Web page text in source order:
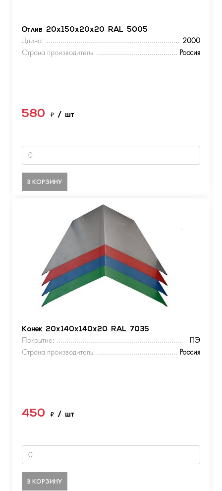
Отлив 20х150х20х20 RAL 5005
Длина:
2000
Страна производитель:
Россия
580 ₽ / шт
В КОРЗИНУ
Конек 20х140х140х20 RAL 7035
Покрытие:
ПЭ
Страна производитель:
Россия
450 ₽ / шт
В КОРЗИНУ